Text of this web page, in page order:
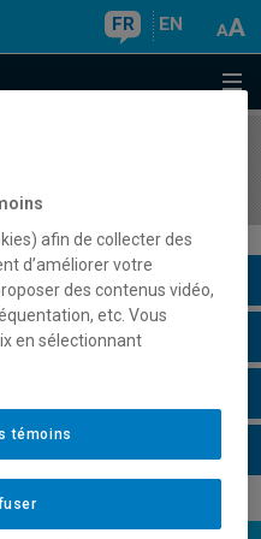
FR EN
afin de collecter des
d’améliorer votre
des contenus vidéo,
etc. Vous
en sélectionnant
témoins